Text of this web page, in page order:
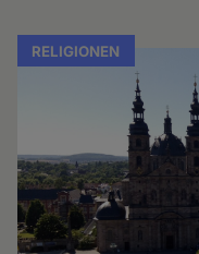
RELIGIONEN